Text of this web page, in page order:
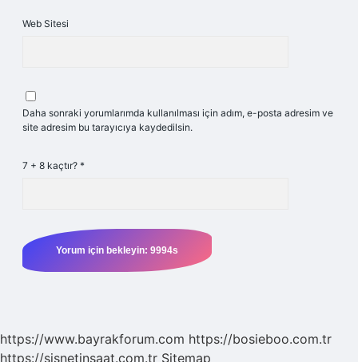
Web Sitesi
Daha sonraki yorumlarımda kullanılması için adım, e-posta adresim ve
site adresim bu tarayıcıya kaydedilsin.
7 + 8 kaçtır? *
https://www.bayrakforum.com https://bosieboo.com.tr
https://sisnetinsaat.com.tr Sitemap